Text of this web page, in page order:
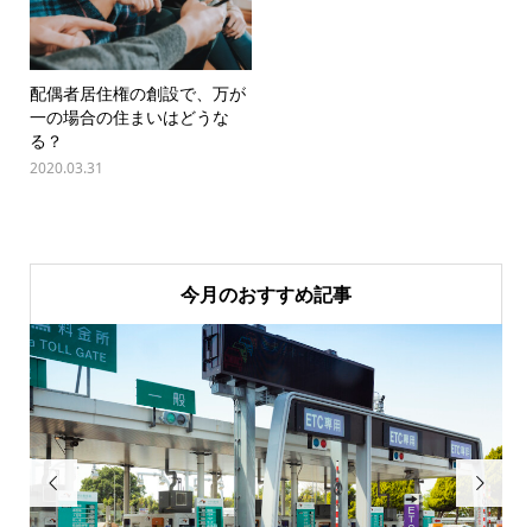
配偶者居住権の創設で、万が
一の場合の住まいはどうな
る？
2020.03.31
今月のおすすめ記事
 